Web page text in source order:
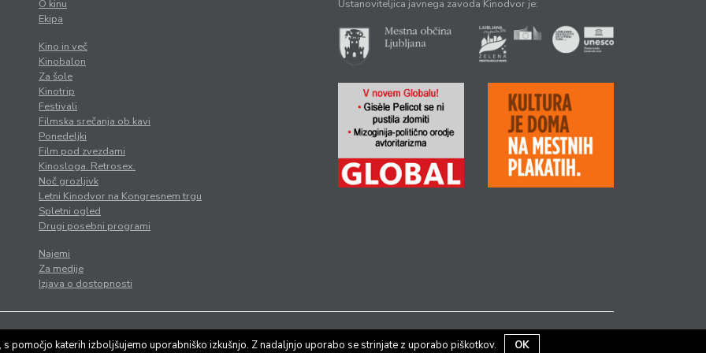
O kinu
Ekipa
Kino in več
Kinobalon
Za šole
Kinotrip
Festivali
Filmska srečanja ob kavi
Ponedeljki
Film pod zvezdami
Kinosloga. Retrosex.
Noč grozljivk
Letni Kinodvor na Kongresnem trgu
Spletni ogled
Drugi posebni programi
Najemi
Za medije
Izjava o dostopnosti
Ustanoviteljica javnega zavoda Kinodvor je:
|Varstvo osebnih podatkov
pomočjo katerih izboljšujemo uporabniško izkušnjo. Z nadaljnjo uporabo se strinjate z uporabo piškotkov. OK